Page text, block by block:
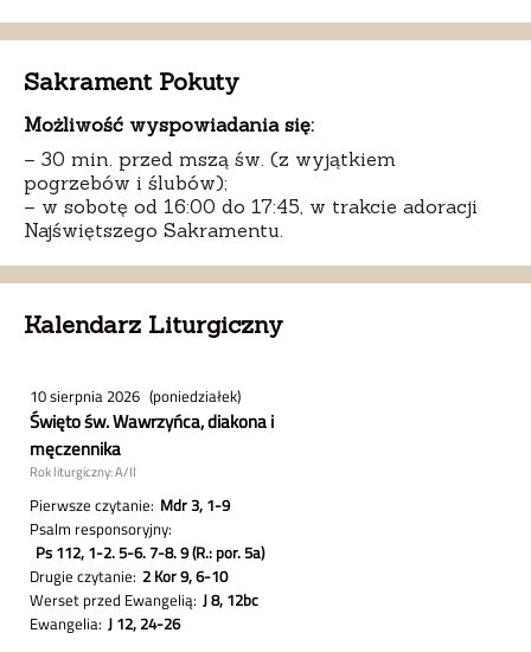
Sakrament Pokuty
Możliwość wyspowiadania się:
– 30 min. przed mszą św. (z wyjątkiem
pogrzebów i ślubów);
– w sobotę od 16:00 do 17:45, w trakcie adoracji
Najświętszego Sakramentu.
Kalendarz Liturgiczny